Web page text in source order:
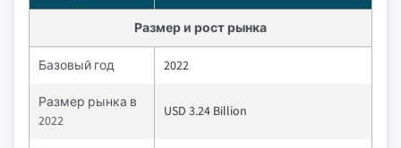
Размер и рост рынка
Базовый год 2022
Размер рынка в
2022
USD 3.24 Billion